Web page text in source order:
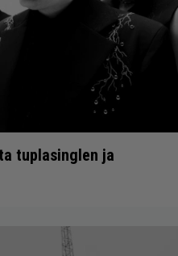
tuplasinglen ja